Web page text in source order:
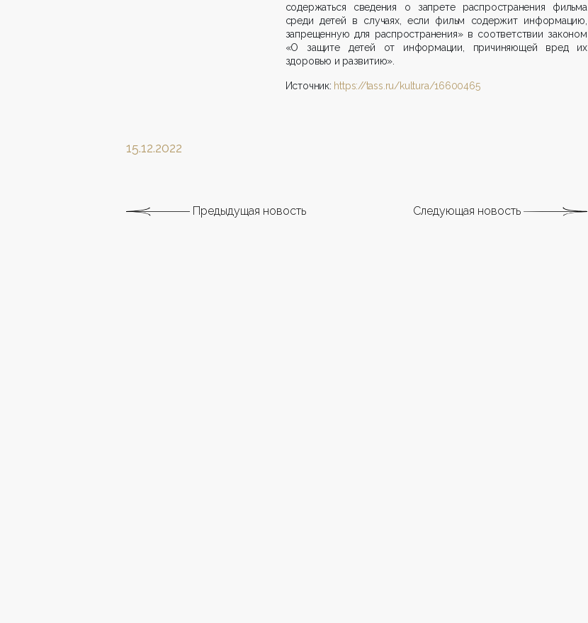
содержаться сведения о запрете распространения фильма
среди детей в случаях, если фильм содержит информацию,
запрещенную для распространения» в соответствии законом
«О защите детей от информации, причиняющей вред их
здоровью и развитию».
Источник: https://tass.ru/kultura/16600465
15.12.2022
Предыдущая новость Следующая новость